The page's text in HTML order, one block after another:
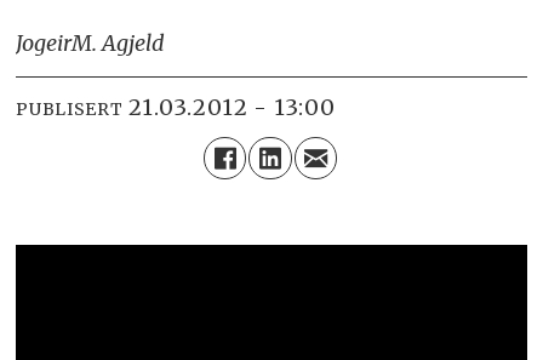
JogeirM. Agjeld
PUBLISERT 21.03.2012 - 13:00